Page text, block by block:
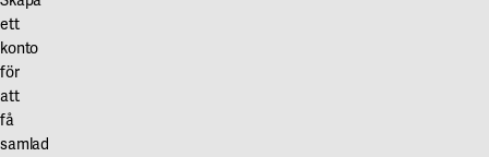
ett
konto
för
att
få
samlad